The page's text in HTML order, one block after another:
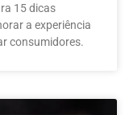
15 dicas
a experiência
consumidores.